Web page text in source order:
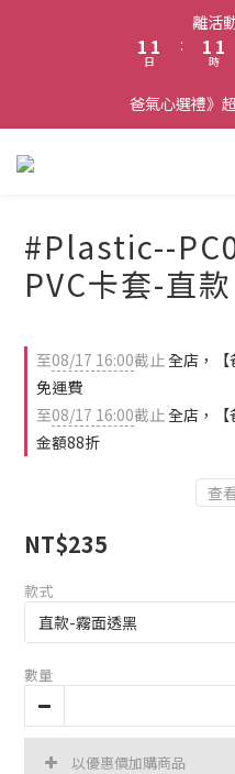
離活
1
0
1
0
日
:
2
1
0
2
1
0
時
爸氣心選禮》
#Plastic--
PVC卡套-直款
至08/17 16:00截止全店，
免運費
至08/17 16:00截止全店，
金額88折
查
NT$235
款式
數量
以優惠價加購商品